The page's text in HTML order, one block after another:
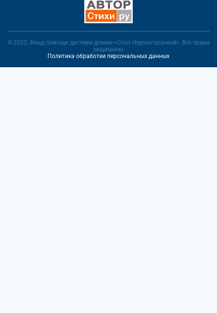
© 2025, Фонд помощи дестким домам «Спас Нерукотворный». Все права
защищены.
Политика обработки персональных данных